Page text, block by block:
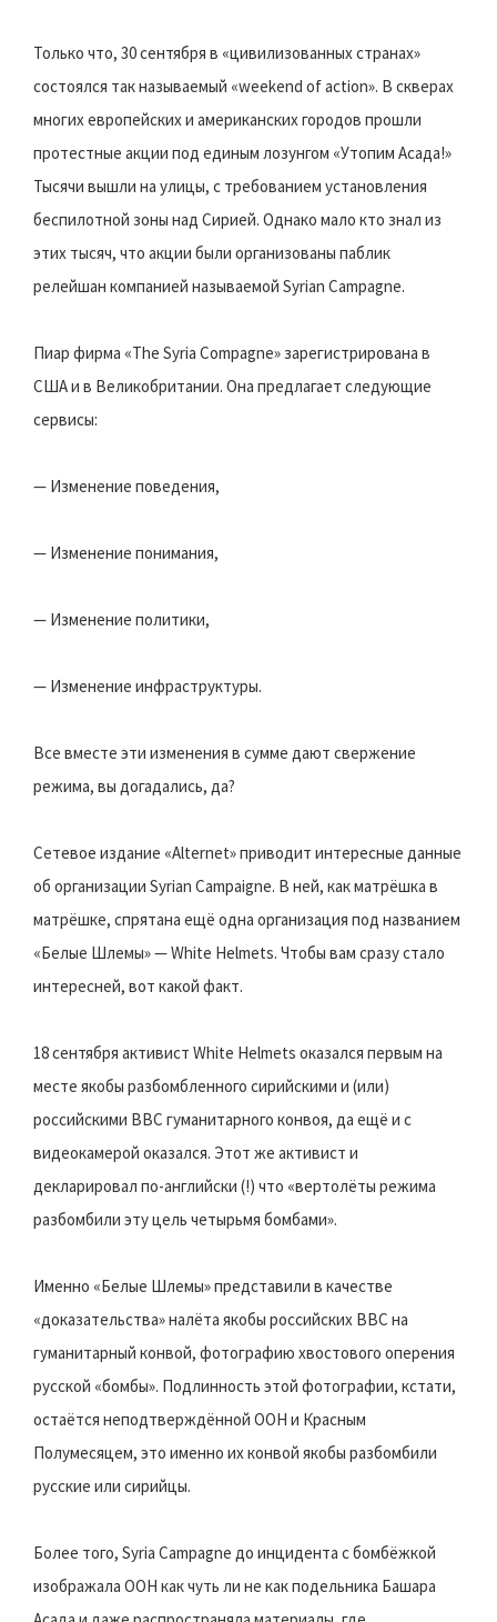
Только что, 30 сентября в «цивилизованных странах»
состоялся так называемый «weekend of action». В скверах
многих европейских и американских городов прошли
протестные акции под единым лозунгом «Утопим Асада!»
Тысячи вышли на улицы, с требованием установления
беспилотной зоны над Сирией. Однако мало кто знал из
этих тысяч, что акции были организованы паблик
релейшан компанией называемой Syrian Campagne.
Пиар фирма «The Syria Compagne» зарегистрирована в
США и в Великобритании. Она предлагает следующие
сервисы:
— Изменение поведения,
— Изменение понимания,
— Изменение политики,
— Изменение инфраструктуры.
Все вместе эти изменения в сумме дают свержение
режима, вы догадались, да?
Сетевое издание «Alternet» приводит интересные данные
об организации Syrian Campaigne. В ней, как матрёшка в
матрёшке, спрятана ещё одна организация под названием
«Белые Шлемы» — White Helmets. Чтобы вам сразу стало
интересней, вот какой факт.
18 сентября активист White Helmets оказался первым на
месте якобы разбомбленного сирийскими и (или)
российскими ВВС гуманитарного конвоя, да ещё и с
видеокамерой оказался. Этот же активист и
декларировал по-английски (!) что «вертолёты режима
разбомбили эту цель четырьмя бомбами».
Именно «Белые Шлемы» представили в качестве
«доказательства» налёта якобы российских ВВС на
гуманитарный конвой, фотографию хвостового оперения
русской «бомбы». Подлинность этой фотографии, кстати,
остаётся неподтверждённой ООН и Красным
Полумесяцем, это именно их конвой якобы разбомбили
русские или сирийцы.
Более того, Syria Campagne до инцидента с бомбёжкой
изображала ООН как чуть ли не как подельника Башара